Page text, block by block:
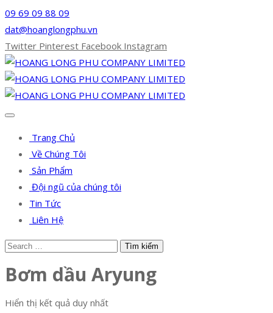
09 69 09 88 09
dat@hoanglongphu.vn
Twitter Pinterest Facebook Instagram
Trang Chủ
Về Chúng Tôi
Sản Phẩm
Đội ngũ của chúng tôi
Tin Tức
Liên Hệ
Bơm dầu Aryung
Hiển thị kết quả duy nhất